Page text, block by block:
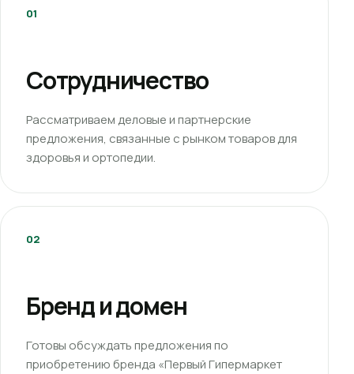
01
Сотрудничество
Рассматриваем деловые и партнерские
предложения, связанные с рынком товаров для
здоровья и ортопедии.
02
Бренд и домен
Готовы обсуждать предложения по
приобретению бренда «Первый Гипермаркет